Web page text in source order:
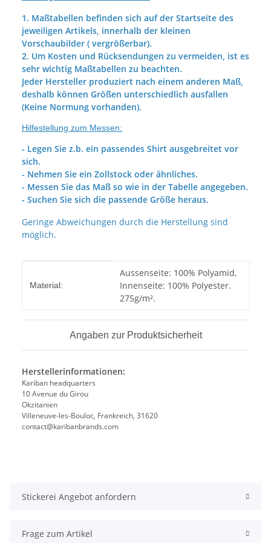
1. Maßtabellen befinden sich auf der Startseite des
jeweiligen Artikels, innerhalb der kleinen
Vorschaubilder ( vergrößerbar).
2. Um Kosten und Rücksendungen zu vermeiden, ist es
sehr wichtig Maßtabellen zu beachten.
Jeder Hersteller produziert nach einem anderen Maß,
deshalb können Größen unterschiedlich ausfallen
(Keine Normung vorhanden).
Hilfestellung zum Messen:
- Legen Sie z.b. ein passendes Shirt ausgebreitet vor
sich.
- Nehmen Sie ein Zollstock oder ähnliches.
- Messen Sie das Maß so wie in der Tabelle angegeben.
- Suchen Sie sich die passende Größe heraus.
Geringe Abweichungen durch die Herstellung sind
möglich.
Material:
Aussenseite: 100% Polyamid,
Innenseite: 100% Polyester.
275g/m².
Angaben zur Produktsicherheit
Herstellerinformationen:
Kariban headquarters
10 Avenue du Girou
Okzitanien
Villeneuve-les-Bouloc, Frankreich, 31620
contact@karibanbrands.com
Stickerei Angebot anfordern
Frage zum Artikel